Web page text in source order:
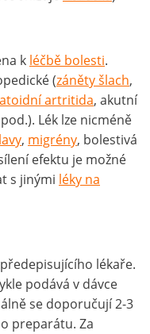
k léčbě bolesti.
(záněty šlach,
artritida, akutní
Lék lze nicméně
, migrény, bolestivá
efektu je možné
s jinými léky na
lékaře.
podává v dávce
se doporučují 2-3
preparátu. Za